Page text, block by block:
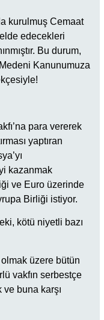
kurulmuş Cemaat
edecekleri
Bu durum,
Kanunumuza
para vererek
yaptıran
kazanmak
ve Euro üzerinde
Birliği istiyor.
kötü niyetli bazı
üzere bütün
vakfın serbestçe
buna karşı